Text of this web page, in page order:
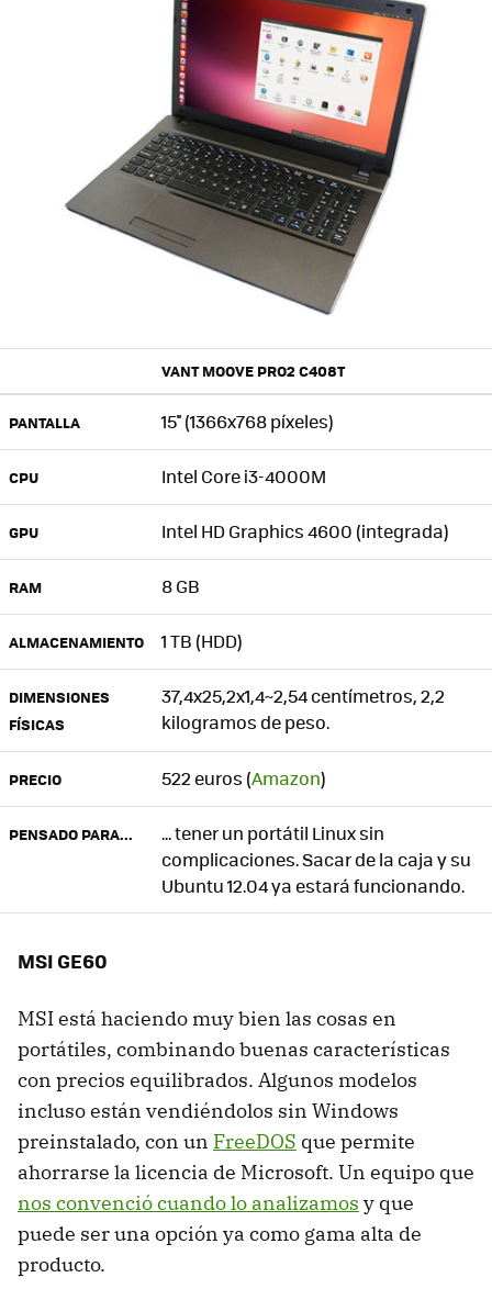
VANT MOOVE PRO2 C408T
PANTALLA 15'' (1366x768 píxeles)
CPU Intel Core i3-4000M
GPU Intel HD Graphics 4600 (integrada)
RAM 8 GB
ALMACENAMIENTO 1 TB (HDD)
DIMENSIONES
FÍSICAS
37,4x25,2x1,4~2,54 centímetros, 2,2
kilogramos de peso.
PRECIO 522 euros (Amazon)
PENSADO PARA...
... tener un portátil Linux sin
complicaciones. Sacar de la caja y su
Ubuntu 12.04 ya estará funcionando.
MSI GE60
MSI está haciendo muy bien las cosas en
portátiles, combinando buenas características
con precios equilibrados. Algunos modelos
incluso están vendiéndolos sin Windows
preinstalado, con un FreeDOS que permite
ahorrarse la licencia de Microsoft. Un equipo que
nos convenció cuando lo analizamos y que
puede ser una opción ya como gama alta de
producto.